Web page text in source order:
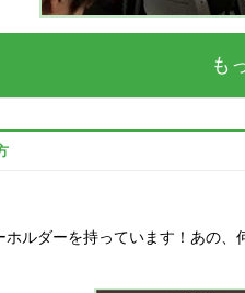
も
ルダーを持っています！あの